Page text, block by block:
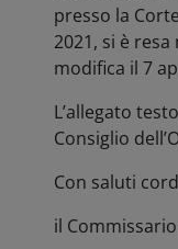
presso la
2021, si è
modifica il 7
L’allegato
Consiglio
Con saluti
il